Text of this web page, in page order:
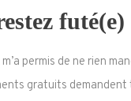
futé(e)
m’a permis de ne rien
gratuits demandent